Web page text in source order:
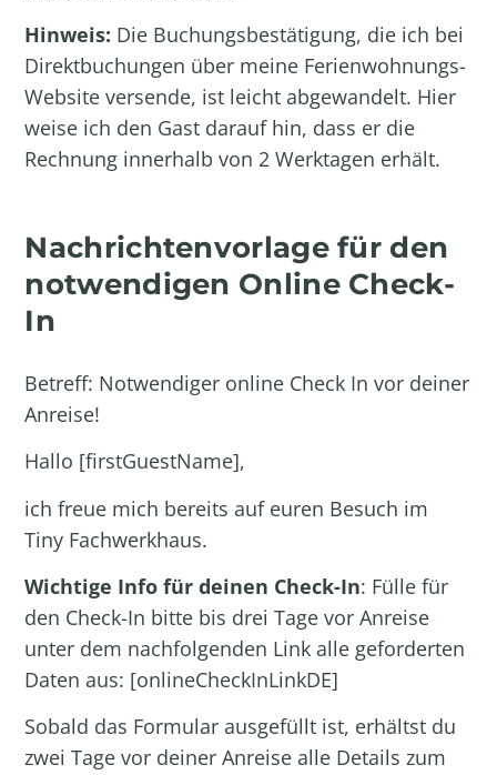
Hinweis: Die Buchungsbestätigung, die ich bei
Direktbuchungen über meine Ferienwohnungs-
Website versende, ist leicht abgewandelt. Hier
weise ich den Gast darauf hin, dass er die
Rechnung innerhalb von 2 Werktagen erhält.
Nachrichtenvorlage für den
notwendigen Online Check-
In
Betreff: Notwendiger online Check In vor deiner
Anreise!
Hallo [firstGuestName],
ich freue mich bereits auf euren Besuch im
Tiny Fachwerkhaus.
Wichtige Info für deinen Check-In: Fülle für
den Check-In bitte bis drei Tage vor Anreise
unter dem nachfolgenden Link alle geforderten
Daten aus: [onlineCheckInLinkDE]
Sobald das Formular ausgefüllt ist, erhältst du
zwei Tage vor deiner Anreise alle Details zum